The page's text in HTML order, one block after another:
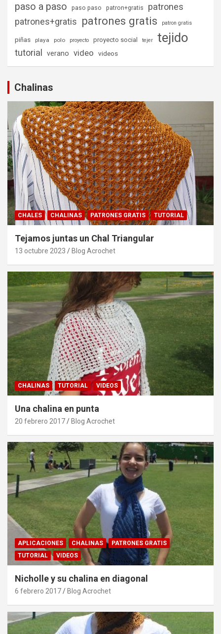
paso a paso paso paso patron+gratis
patrones
patrones+gratis patrones gratis patron gratis
piñas playa polo proyecto proyecto social tejer tejido
tutorial verano video videos
Chalinas
CHALES CHALINAS PATRONES GRATIS TUTORIAL
Tejamos juntas un Chal Triangular
13 octubre 2023 Blog Acrochet
CHALINAS TUTORIAL VIDEOS
Una chalina en punta
20 febrero 2017 Blog Acrochet
APLICACIONES CHALINAS
PATRONES GRATIS
TUTORIAL
VIDEOS
Nicholle y su chalina en diagonal
6 febrero 2017 Blog Acrochet